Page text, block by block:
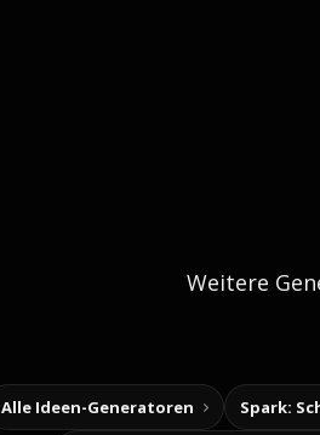
Weitere
Alle Ideen-Generatoren Spark: